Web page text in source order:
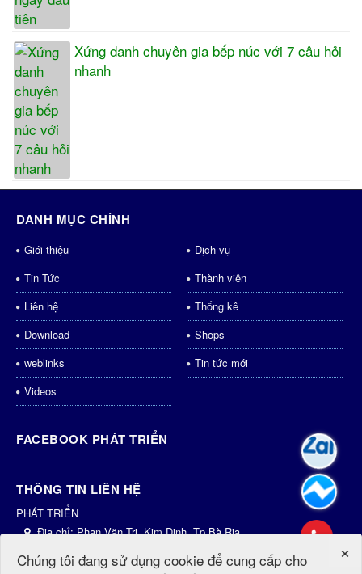
Xứng danh chuyên gia bếp núc với 7 câu hỏi
nhanh
DANH MỤC CHÍNH
Giới thiệu
Dịch vụ
Tin Tức
Thành viên
Liên hệ
Thống kê
Download
Shops
weblinks
Tin tức mới
Videos
FACEBOOK PHÁT TRIỂN
THÔNG TIN LIÊN HỆ
PHÁT TRIỂN
Địa chỉ:Phan Văn Trị, Kim Dinh, Tp.Bà Rịa
Email:dichvu@phattrien.net
×
Chúng tôi đang sử dụng cookie để cung cấp cho